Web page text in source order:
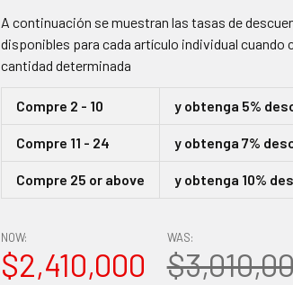
A continuación se muestran las tasas de
disponibles para cada artículo individual cuando
cantidad determinada
Compre 2 - 10 y obtenga 5%
Compre 11 - 24 y obtenga 7%
Compre 25 or above y obtenga 10%
NOW:
$2,410,000
WAS: